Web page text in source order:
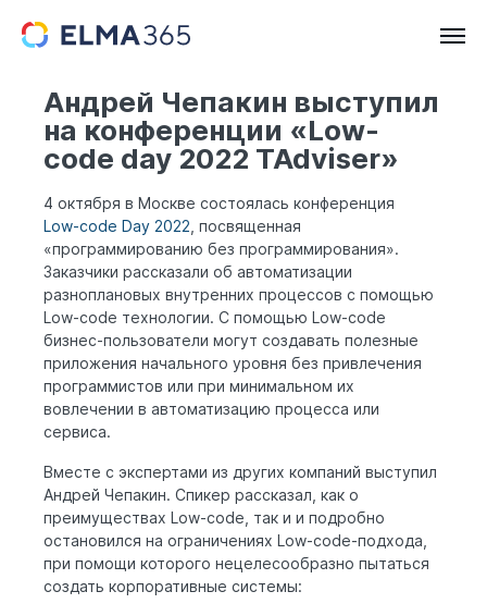
Андрей Чепакин выступил
на конференции «Low-
code day 2022 TAdviser»
4 октября в Москве состоялась конференция
Low-code Day 2022, посвященная
«программированию без программирования».
Заказчики рассказали об автоматизации
разноплановых внутренних процессов с помощью
Low-code технологии. С помощью Low-code
бизнес-пользователи могут создавать полезные
приложения начального уровня без привлечения
программистов или при минимальном их
вовлечении в автоматизацию процесса или
сервиса.
Вместе с экспертами из других компаний выступил
Андрей Чепакин. Спикер рассказал, как о
преимуществах Low-code, так и и подробно
остановился на ограничениях Low-code-подхода,
при помощи которого нецелесообразно пытаться
создать корпоративные системы: